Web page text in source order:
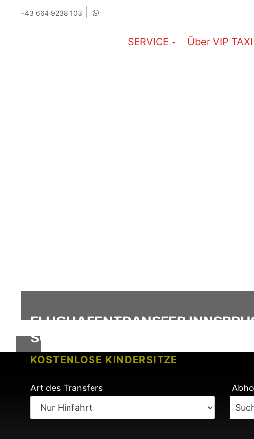
+43 664 9238 103
SERVICE Über VIP TAXI
KOSTENLOSE KINDERSITZE
KEINE GEBÜHREN BEI FLUGVERSPÄTUNG
Art des Transfers
FLUGHAFENTRANSFER
SOLE / ITALIEN